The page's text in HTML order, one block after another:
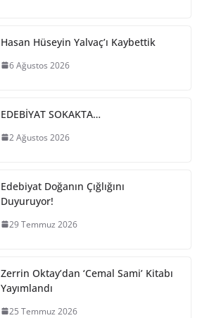
Hasan Hüseyin Yalvaç’ı Kaybettik
6 Ağustos 2026
EDEBİYAT SOKAKTA…
2 Ağustos 2026
Edebiyat Doğanın Çığlığını
Duyuruyor!
29 Temmuz 2026
Zerrin Oktay’dan ‘Cemal Sami’ Kitabı
Yayımlandı
25 Temmuz 2026